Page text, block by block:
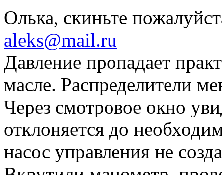
Олька, скиньте
aleks@mail.ru
Давление пропадает
масле. Распределители
Через смотровое окно
отклоняется до
насос управления не